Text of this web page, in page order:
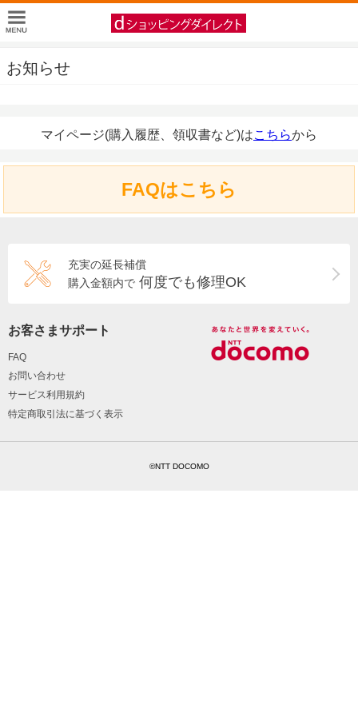
お知らせ
マイページ(購入履歴、領収書など)はこちらから
FAQはこちら
充実の延長補償
購入金額内で 何度でも修理OK
お客さまサポート
FAQ
お問い合わせ
サービス利用規約
特定商取引法に基づく表示
©NTT DOCOMO